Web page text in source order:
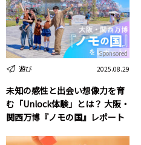
遊び 2025.08.29
未知の感性と出会い想像力を育
む「Unlock体験」とは？ 大阪・
関西万博『ノモの国』レポート
Sponsored